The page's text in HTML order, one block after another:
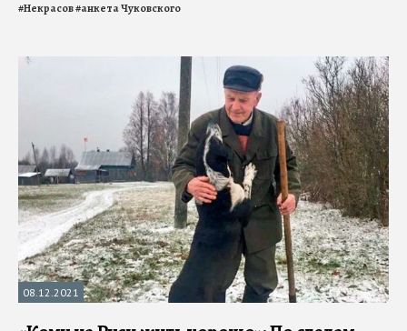
#Некрасов#анкета Чуковского
08.12.2021